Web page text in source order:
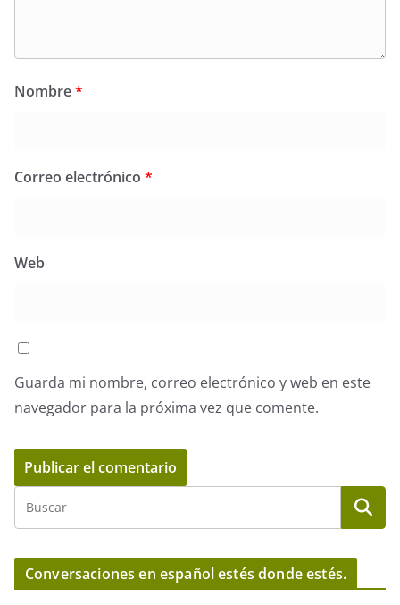
Nombre*
Correo electrónico *
Web
Guarda mi nombre, correo electrónico y web en este
navegador para la próxima vez que comente.
Conversaciones en español estés donde estés.